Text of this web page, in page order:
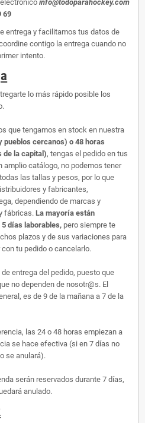
info@todoparahockey.com
69
entrega y facilitamos tus datos de
contigo la entrega cuando no
intento.
lo más rápido posible los
que tengamos en stock en nuestra
pueblos cercanos) o 48 horas
de la capital), tengas el pedido en tus
amplio catálogo, no podemos tener
las tallas y pesos, por lo que
y fabricantes,
dependiendo de marcas y
fábricas. La mayoría están
días laborables, pero siempre te
plazos y de sus variaciones para
tu pedido o cancelarlo.
entrega del pedido, puesto que
no dependen de nosotr@s. El
es de 9 de la mañana a 7 de la
las 24 o 48 horas empiezan a
se hace efectiva (si en 7 días no
se anulará).
serán reservados durante 7 días,
anulado.